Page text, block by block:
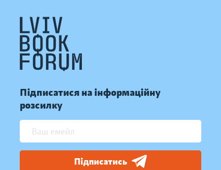
Підписатися на інформаційну
розсилку
Підписатись